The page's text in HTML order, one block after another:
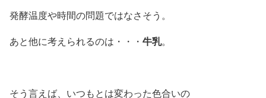
発酵温度や時間の問題ではなさそう。
あと他に考えられるのは・・・ 牛乳。
そう言えば、いつもとは変わった色合いの